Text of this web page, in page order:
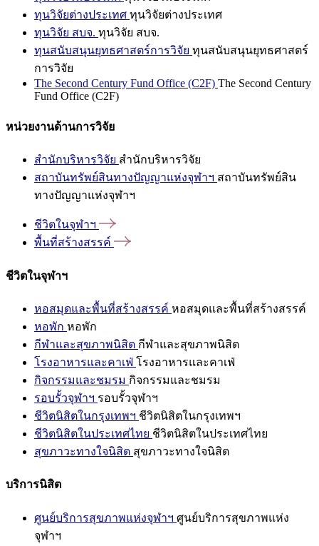
ทุนวิจัยต่างประเทศ ทุนวิจัยต่างประเทศ
ทุนวิจัย สบจ. ทุนวิจัย สบจ.
ทุนสนับสนุนยุทธศาสตร์การวิจัย ทุนสนับสนุนยุทธศาสตร์
การวิจัย
The Second Century Fund Office (C2F) The Second Century
Fund Office (C2F)
หน่วยงานด้านการวิจัย
สำนักบริหารวิจัย สำนักบริหารวิจัย
สถาบันทรัพย์สินทางปัญญาแห่งจุฬาฯ สถาบันทรัพย์สิน
ทางปัญญาแห่งจุฬาฯ
ชีวิตในจุฬาฯ
พื้นที่สร้างสรรค์
ชีวิตในจุฬาฯ
หอสมุดและพื้นที่สร้างสรรค์ หอสมุดและพื้นที่สร้างสรรค์
หอพัก หอพัก
กีฬาและสุขภาพนิสิต กีฬาและสุขภาพนิสิต
โรงอาหารและคาเฟ่ โรงอาหารและคาเฟ่
กิจกรรมและชมรม กิจกรรมและชมรม
รอบรั้วจุฬาฯ รอบรั้วจุฬาฯ
ชีวิตนิสิตในกรุงเทพฯ ชีวิตนิสิตในกรุงเทพฯ
ชีวิตนิสิตในประเทศไทย ชีวิตนิสิตในประเทศไทย
สุขภาวะทางใจนิสิต สุขภาวะทางใจนิสิต
บริการนิสิต
ศูนย์บริการสุขภาพแห่งจุฬาฯ ศูนย์บริการสุขภาพแห่ง
จุฬาฯ